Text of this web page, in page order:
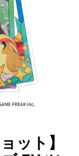
ット】